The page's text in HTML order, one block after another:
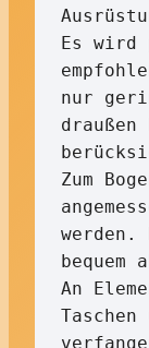
Es wird
nur
Zum
An